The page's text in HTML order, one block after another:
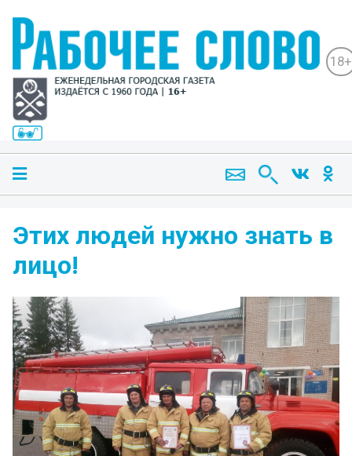
18+
Этих людей нужно знать в
лицо!